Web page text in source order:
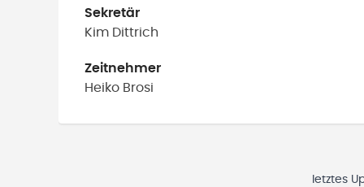
Sekretär
Kim Dittrich
Zeitnehmer
Heiko Brosi
letztes